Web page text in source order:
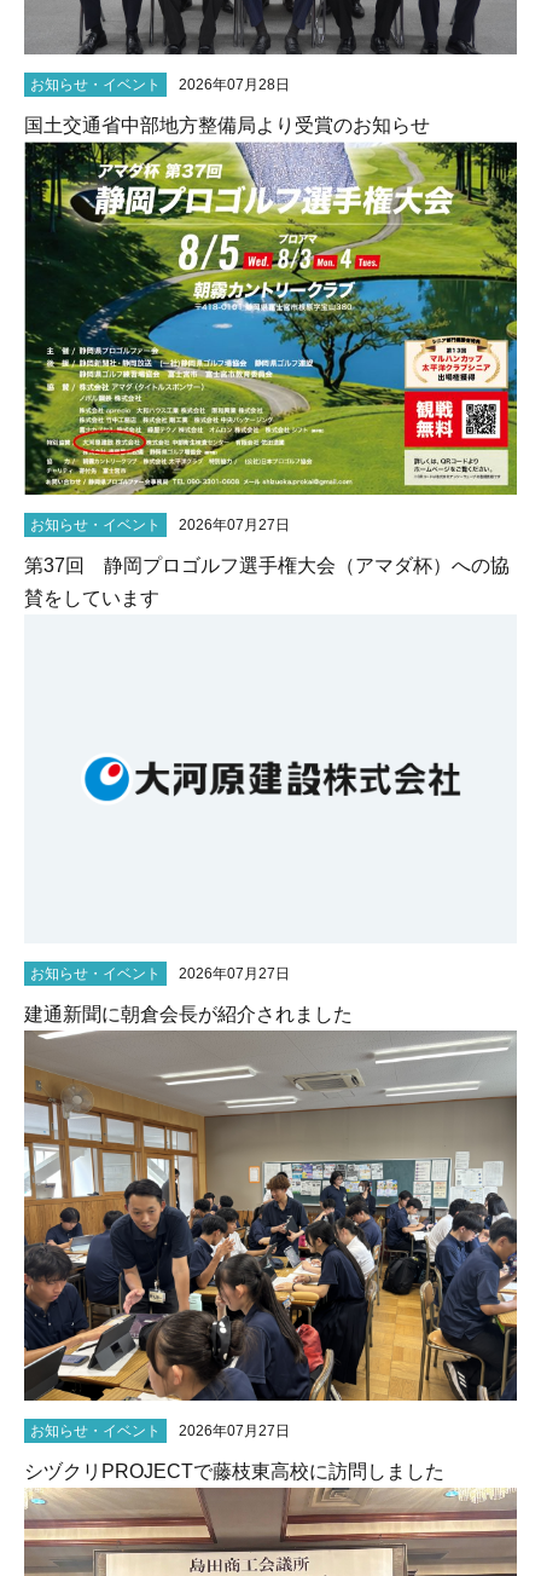
お知らせ・イベント 2026年07月28日
国土交通省中部地方整備局より受賞のお知らせ
お知らせ・イベント 2026年07月27日
第37回 静岡プロゴルフ選手権大会（アマダ杯）への協
賛をしています
お知らせ・イベント 2026年07月27日
建通新聞に朝倉会長が紹介されました
お知らせ・イベント 2026年07月27日
シヅクリPROJECTで藤枝東高校に訪問しました